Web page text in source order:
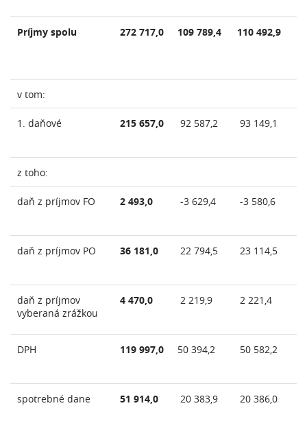
Príjmy spolu 272 717,0 109 789,4 110 492,9
v tom:
1. daňové 215 657,0 92 587,2 93 149,1
z toho:
daň z príjmov FO 2 493,0 -3 629,4 -3 580,6
daň z príjmov PO 36 181,0 22 794,5 23 114,5
daň z príjmov
vyberaná zrážkou
4 470,0 2 219,9 2 221,4
DPH 119 997,0 50 394,2 50 582,2
spotrebné dane 51 914,0 20 383,9 20 386,0